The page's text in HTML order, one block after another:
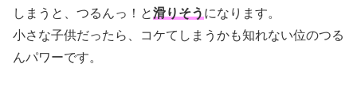
しまうと、つるんっ！と滑りそう になります。
小さな子供だったら、コケてしまうかも知れない位のつる
んパワーです。